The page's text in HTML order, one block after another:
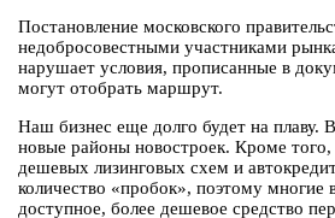
Постановление московского
недобросовестными участниками
нарушает условия, прописанные в
могут отобрать маршрут.
Наш бизнес еще долго будет на плаву.
новые районы новостроек. Кроме того,
дешевых лизинговых схем и
количество «пробок», поэтому многие
доступное, более дешевое средство